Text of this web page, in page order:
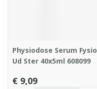
Physiodose Serum Fysio
Ud Ster 40x5ml 608099
€ 9,09